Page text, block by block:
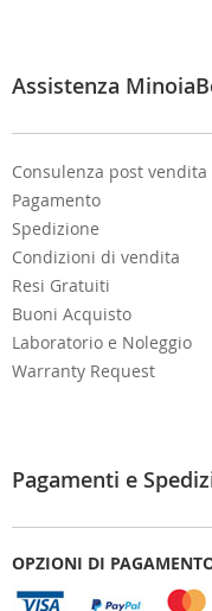
e
:
Assistenza
Consulenza post vendita
Pagamento
Spedizione
Condizioni di vendita
Resi Gratuiti
Buoni Acquisto
Laboratorio e Noleggio
Warranty Request
Pagamenti e
OPZIONI DI